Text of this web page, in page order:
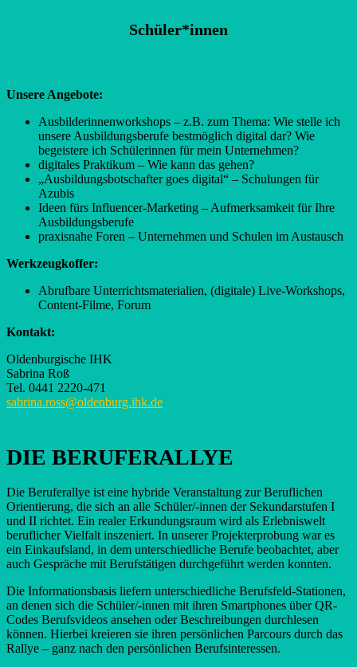
Schüler*innen
Unsere Angebote:
Ausbilderinnenworkshops – z.B. zum Thema: Wie stelle ich
unsere Ausbildungsberufe bestmöglich digital dar? Wie
begeistere ich Schülerinnen für mein Unternehmen?
digitales Praktikum – Wie kann das gehen?
„Ausbildungsbotschafter goes digital“ – Schulungen für
Azubis
Ideen fürs Influencer-Marketing – Aufmerksamkeit für Ihre
Ausbildungsberufe
praxisnahe Foren – Unternehmen und Schulen im Austausch
Werkzeugkoffer:
Abrufbare Unterrichtsmaterialien, (digitale) Live-Workshops,
Content-Filme, Forum
Kontakt:
Oldenburgische IHK
Sabrina Roß
Tel. 0441 2220-471
sabrina.ross@oldenburg.ihk.de
DIE BERUFERALLYE
Die Beruferallye ist eine hybride Veranstaltung zur Beruflichen
Orientierung, die sich an alle Schüler/-innen der Sekundarstufen I
und II richtet. Ein realer Erkundungsraum wird als Erlebniswelt
beruflicher Vielfalt inszeniert. In unserer Projekterprobung war es
ein Einkaufsland, in dem unterschiedliche Berufe beobachtet, aber
auch Gespräche mit Berufstätigen durchgeführt werden konnten.
Die Informationsbasis liefern unterschiedliche Berufsfeld-Stationen,
an denen sich die Schüler/-innen mit ihren Smartphones über QR-
Codes Berufsvideos ansehen oder Beschreibungen durchlesen
können. Hierbei kreieren sie ihren persönlichen Parcours durch das
Rallye – ganz nach den persönlichen Berufsinteressen.